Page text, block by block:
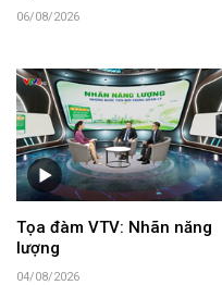
06/08/2026
Tọa đàm VTV: Nhãn năng
lượng
04/08/2026